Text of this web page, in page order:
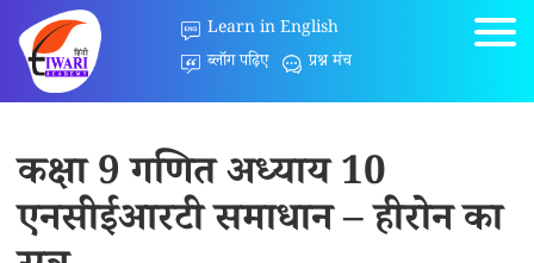
Learn in English
ब्लॉग पढ़िए
प्रश्न मंच
कक्षा 9 गणित अध्याय 10
एनसीईआरटी समाधान – हीरोन का